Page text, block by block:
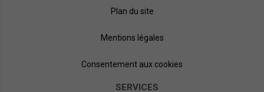
Plan du site
Mentions légales
Consentement aux cookies
SERVICES